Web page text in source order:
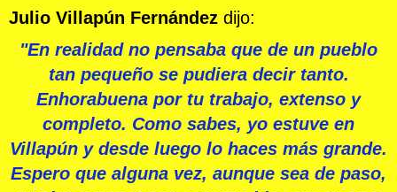
Julio Villapún Fernández dijo:
"En realidad no pensaba que de un pueblo
tan pequeño se pudiera decir tanto.
Enhorabuena por tu trabajo, extenso y
completo. Como sabes, yo estuve en
Villapún y desde luego lo haces más grande.
Espero que alguna vez, aunque sea de paso,